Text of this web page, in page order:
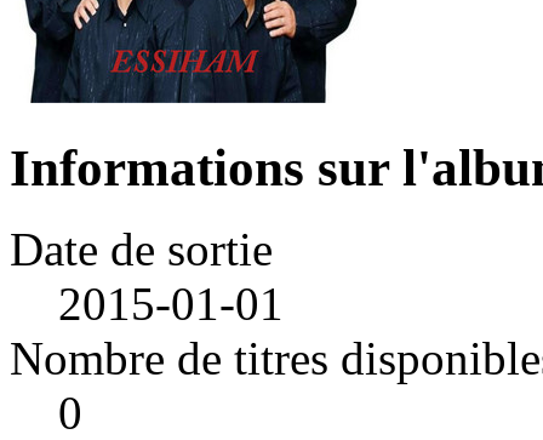
Informations sur
Date de sortie
2015-01-01
Nombre de titres
0